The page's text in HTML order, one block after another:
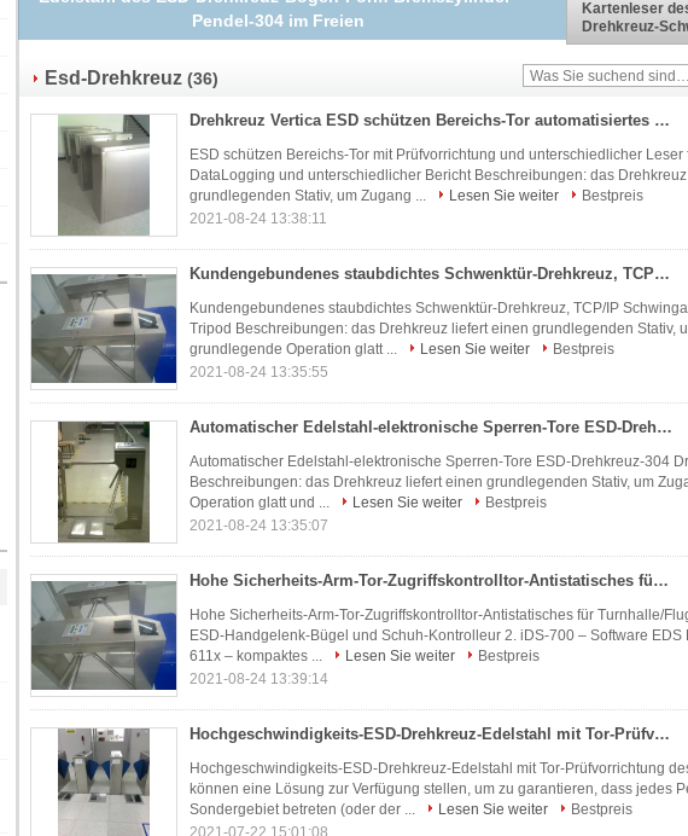
Edelstahl-vertikale Art
Kartenleser
Drehkreuz-
Rotations-
Tor-RFID
Esd-Drehkreuz (36)
Drehkreuz Vertica ESD schützen Bereichs-Tor automatisiertes Bahnhofs-Drehkreuz
ESD schützen Bereichs-Tor mit Prüfvorrichtung und unterschiedlicher Leser
DataLogging und unterschiedlicher Bericht Beschreibungen: das
grundlegenden Stativ, um Zugang ...
Lesen Sie weiter
Bestpreis
2021-08-24 13:38:11
Kundengebundenes staubdichtes Schwenktür-Drehkreuz, TCP/IP Schwingarm-Sperren
Kundengebundenes staubdichtes Schwenktür-Drehkreuz, TCP/IP
Tripod Beschreibungen: das Drehkreuz liefert einen grundlegenden Stativ,
grundlegende Operation glatt ...
Lesen Sie weiter
Bestpreis
2021-08-24 13:35:55
Automatischer Edelstahl-elektronische Sperren-Tore ESD-Drehkreuz-304
Automatischer Edelstahl-elektronische Sperren-Tore ESD-Drehkreuz-304
Beschreibungen: das Drehkreuz liefert einen grundlegenden Stativ, um
Operation glatt und ...
Lesen Sie weiter
Bestpreis
2021-08-24 13:35:07
Hohe Sicherheits-Arm-Tor-Zugriffskontrolltor-Antistatisches für Turnhalle/Flughafen
Hohe Sicherheits-Arm-Tor-Zugriffskontrolltor-Antistatisches für Turnhalle/
ESD-Handgelenk-Bügel und Schuh-Kontrolleur 2. iDS-700 – Software
611x – kompaktes ...
Lesen Sie weiter
Bestpreis
2021-08-24 13:39:14
Hochgeschwindigkeits-ESD-Drehkreuz-Edelstahl mit Tor-Prüfvorrichtung des Leser-/ESD
Hochgeschwindigkeits-ESD-Drehkreuz-Edelstahl mit Tor-Prüfvorrichtung
können eine Lösung zur Verfügung stellen, um zu garantieren, dass jedes
Sondergebiet betreten (oder der ...
Lesen Sie weiter
Bestpreis
2021-07-22 15:01:08